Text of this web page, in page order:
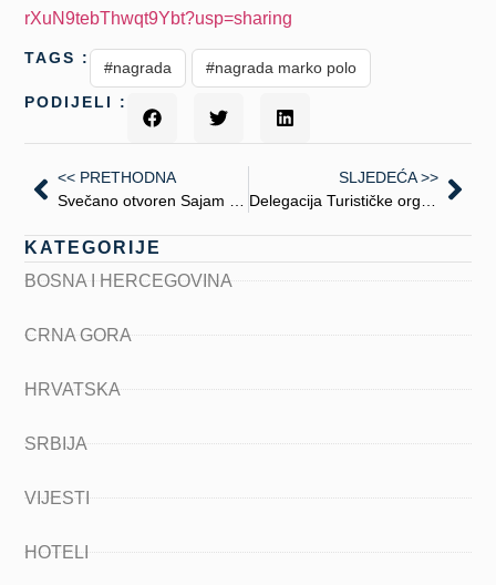
rXuN9tebThwqt9Ybt?usp=sharing
TAGS :
#nagrada
#nagrada marko polo
PODIJELI :
<< PRETHODNA
Svečano otvoren Sajam turizma u Beogradu
SLJEDEĆA >>
Delegacija Turističke organizacije grada Trebinja u posjeti Budvi
KATEGORIJE
BOSNA I HERCEGOVINA
CRNA GORA
HRVATSKA
SRBIJA
VIJESTI
HOTELI